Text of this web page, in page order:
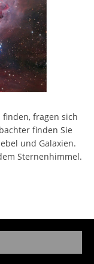
finden, fragen sich
finden Sie
und Galaxien.
Sternenhimmel.